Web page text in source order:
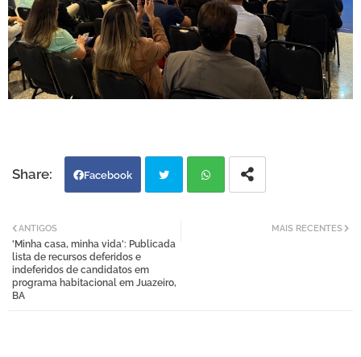
Facebook
tter
MAIS RECENTES
ANTIGOS
'Minha casa, minha vida': Publicada
lista de recursos deferidos e
indeferidos de candidatos em
programa habitacional em Juazeiro,
BA